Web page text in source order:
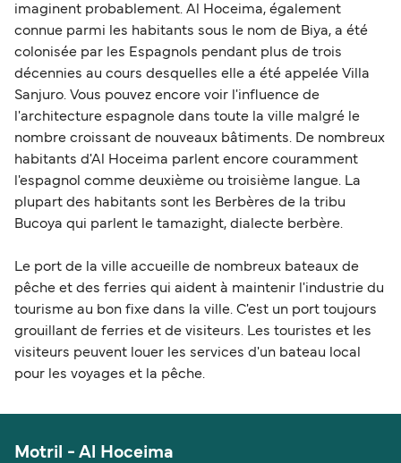
imaginent probablement. Al Hoceima, également
connue parmi les habitants sous le nom de Biya, a été
colonisée par les Espagnols pendant plus de trois
décennies au cours desquelles elle a été appelée Villa
Sanjuro. Vous pouvez encore voir l'influence de
l'architecture espagnole dans toute la ville malgré le
nombre croissant de nouveaux bâtiments. De nombreux
habitants d'Al Hoceima parlent encore couramment
l'espagnol comme deuxième ou troisième langue. La
plupart des habitants sont les Berbères de la tribu
Bucoya qui parlent le tamazight, dialecte berbère.
Le port de la ville accueille de nombreux bateaux de
pêche et des ferries qui aident à maintenir l'industrie du
tourisme au bon fixe dans la ville. C'est un port toujours
grouillant de ferries et de visiteurs. Les touristes et les
visiteurs peuvent louer les services d'un bateau local
pour les voyages et la pêche.
Motril - Al Hoceima